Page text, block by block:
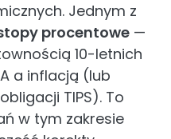
Jednym z
procentowe —
10-letnich
a inflacją (lub
TIPS). To
w tym zakresie